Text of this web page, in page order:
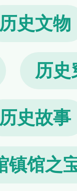
历史文物
历史
历史故事
镇馆之